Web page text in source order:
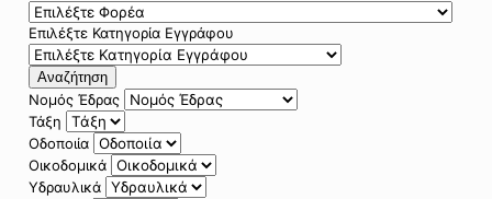
Επιλέξτε Κατηγορία Εγγράφου
Αναζήτηση
Νομός Έδρας
Τάξη
Οδοποιία
Οικοδομικά
Υδραυλικά